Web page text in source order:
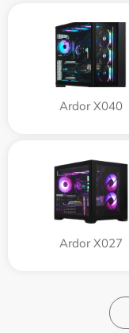
Ardor X040
Ardor X027